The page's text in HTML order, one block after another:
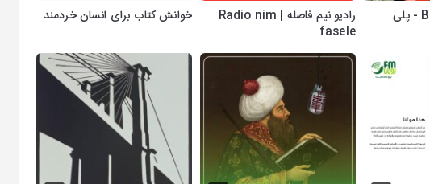
Begoosh Playlist - پلی
رادیو نیم فاصله | Radio nim
fasele
خوانش کتاب برای انسان خردمند